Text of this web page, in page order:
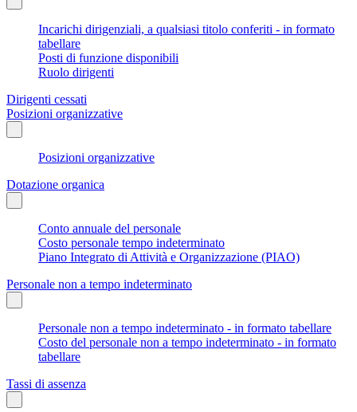
Incarichi dirigenziali, a qualsiasi titolo conferiti - in formato
tabellare
Posti di funzione disponibili
Ruolo dirigenti
Dirigenti cessati
Posizioni organizzative
Posizioni organizzative
Dotazione organica
Conto annuale del personale
Costo personale tempo indeterminato
Piano Integrato di Attività e Organizzazione (PIAO)
Personale non a tempo indeterminato
Personale non a tempo indeterminato - in formato tabellare
Costo del personale non a tempo indeterminato - in formato
tabellare
Tassi di assenza